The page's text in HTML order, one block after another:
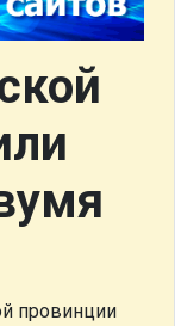
провинции